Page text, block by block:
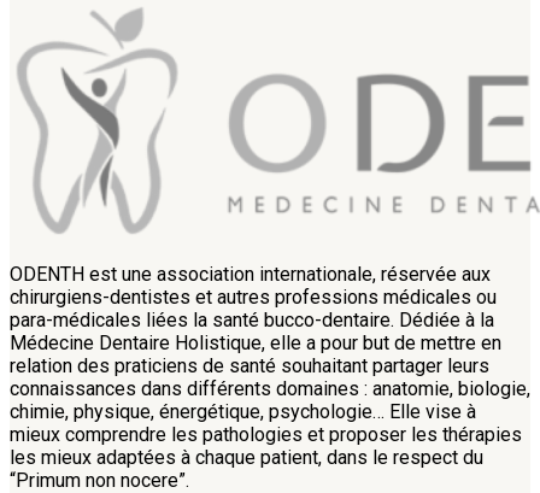
ODENTH est une association internationale, réservée aux
chirurgiens-dentistes et autres professions médicales ou
para-médicales liées la santé bucco-dentaire. Dédiée à la
Médecine Dentaire Holistique, elle a pour but de mettre en
relation des praticiens de santé souhaitant partager leurs
connaissances dans différents domaines : anatomie, biologie,
chimie, physique, énergétique, psychologie… Elle vise à
mieux comprendre les pathologies et proposer les thérapies
les mieux adaptées à chaque patient, dans le respect du
“Primum non nocere”.